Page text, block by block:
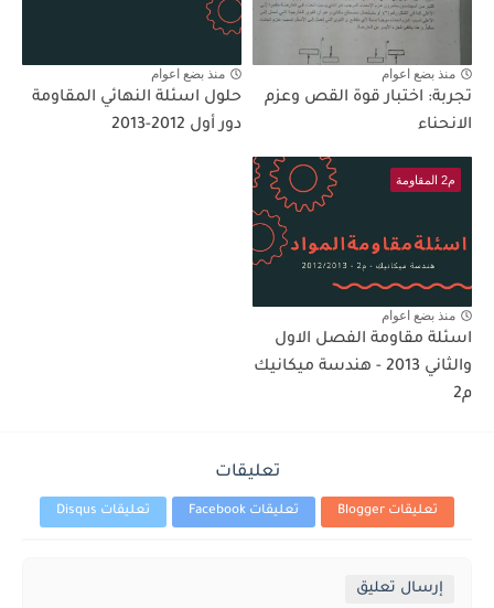
منذ بضع اعوام
تجربة: اختبار قوة القص وعزم
الانحناء
منذ بضع اعوام
حلول اسئلة النهائي المقاومة
دور أول 2012-2013
م2 المقاومة
منذ بضع اعوام
اسئلة مقاومة الفصل الاول
والثاني 2013 - هندسة ميكانيك
م2
تعليقات
تعليقات Blogger تعليقات Facebook تعليقات Disqus
إرسال تعليق